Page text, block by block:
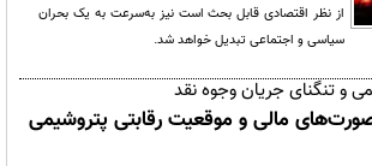
از نظر اقتصادی قابل بحث است نیز به‌سرعت به یک بحران
سیاسی و اجتماعی تبدیل خواهد شد.
و تنگنای جریان وجوه نقد
مالی و موقعیت رقابتی پتروشیمی